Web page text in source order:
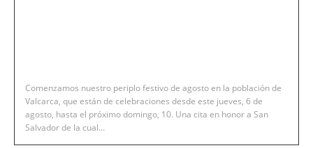
Comenzamos nuestro periplo festivo de agosto en la población de
Valcarca, que están de celebraciones desde este jueves, 6 de
agosto, hasta el próximo domingo, 10. Una cita en honor a San
Salvador de la cual...